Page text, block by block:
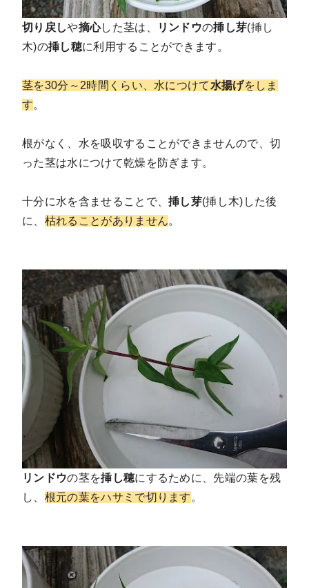
切り戻しや摘心した茎は、 リンドウの挿し芽(挿し
木)の挿し穂に利用することができます。
茎を30分～2時間くらい、水につけて 水揚げをしま
す。
根がなく、水を吸収することができませんので、切
った茎は水につけて乾燥を防ぎます。
十分に水を含ませることで、挿し芽(挿し木)した後
に、 枯れることがありません。
リンドウの茎を挿し穂にするために、先端の葉を残
し、 根元の葉をハサミで切ります 。